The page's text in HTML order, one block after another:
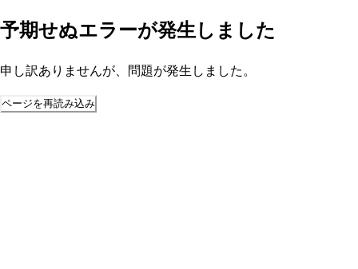
予期せぬエラーが発生しました
申し訳ありませんが、問題が発生しました。
ページを再読み込み